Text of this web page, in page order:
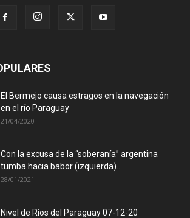
El Bermejo causa estragos en la navegación
en el río Paraguay
21/04/2020
Con la excusa de la “soberanía” argentina
tumba hacia babor (izquierda)...
28/01/2021
Nivel de Ríos del Paraguay 07-12-20